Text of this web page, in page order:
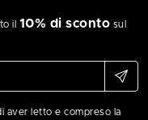
il 10% di sconto sul
aver letto e compreso la